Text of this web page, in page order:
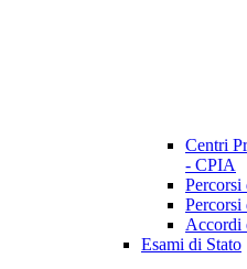
Centri
- CPIA
Accordi
Esami di Stato